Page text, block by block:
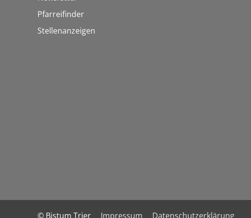
Pfarreifinder
Stellenanzeigen
© Bistum Trier Impressum Datenschutzerklärung